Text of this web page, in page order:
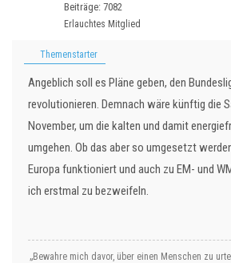
Beiträge: 7082
Erlauchtes Mitglied
Themenstarter
Angeblich soll es Pläne geben, den
revolutionieren. Demnach wäre künftig die
November, um die kalten und damit
umgehen. Ob das aber so umgesetzt
Europa funktioniert und auch zu EM- und
ich erstmal zu bezweifeln.
„Bewahre mich davor, über einen Menschen zu